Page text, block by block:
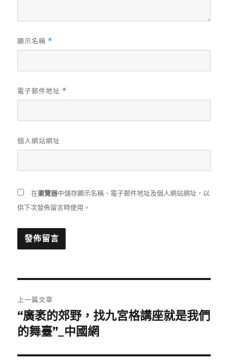
顯示名稱 *
電子郵件地址 *
個人網站網址
在瀏覽器中儲存顯示名稱、電子郵件地址及個人網站網址，以
供下次發佈留言時使用。
章
導
覽
上一篇文章
上
一
文
“廣袤的郊野，找九宮格講座就是我們
的舞臺”_中國網